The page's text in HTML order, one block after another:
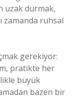
uzak durmak,
zamanda ruhsal
gerekiyor:
pratikte her
büyük
bazen bir